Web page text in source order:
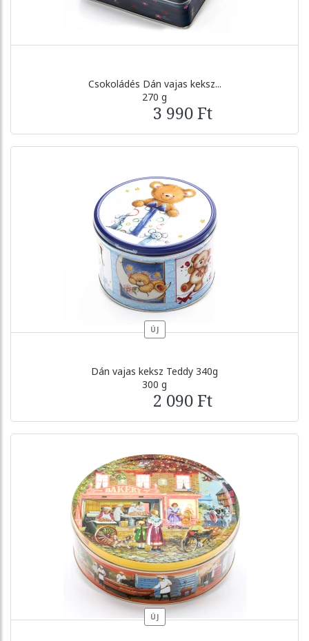
Csokoládés Dán vajas keksz...
270 g
3 990 Ft
ÚJ
Dán vajas keksz Teddy 340g
300 g
2 090 Ft
ÚJ